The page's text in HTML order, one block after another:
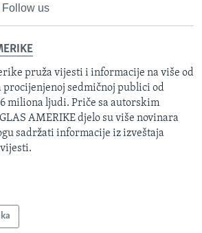
Follow us
pruža vijesti i informacije na više od
procijenjenoj sedmičnoj publici od
miliona ljudi. Priče sa autorskim
AMERIKE djelo su više novinara
sadržati informacije iz izveštaja